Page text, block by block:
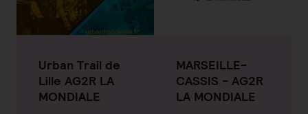
Urban Trail de
Lille AG2R LA
MONDIALE
MARSEILLE-
CASSIS - AG2R
LA MONDIALE